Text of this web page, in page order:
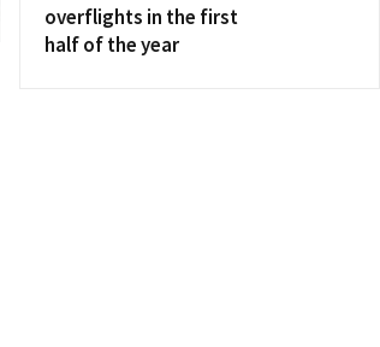
overflights in the first
half of the year